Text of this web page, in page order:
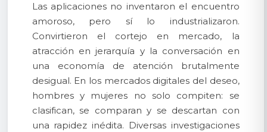
Las aplicaciones no inventaron el encuentro
amoroso, pero sí lo industrializaron.
Convirtieron el cortejo en mercado, la
atracción en jerarquía y la conversación en
una economía de atención brutalmente
desigual. En los mercados digitales del deseo,
hombres y mujeres no solo compiten: se
clasifican, se comparan y se descartan con
una rapidez inédita. Diversas investigaciones